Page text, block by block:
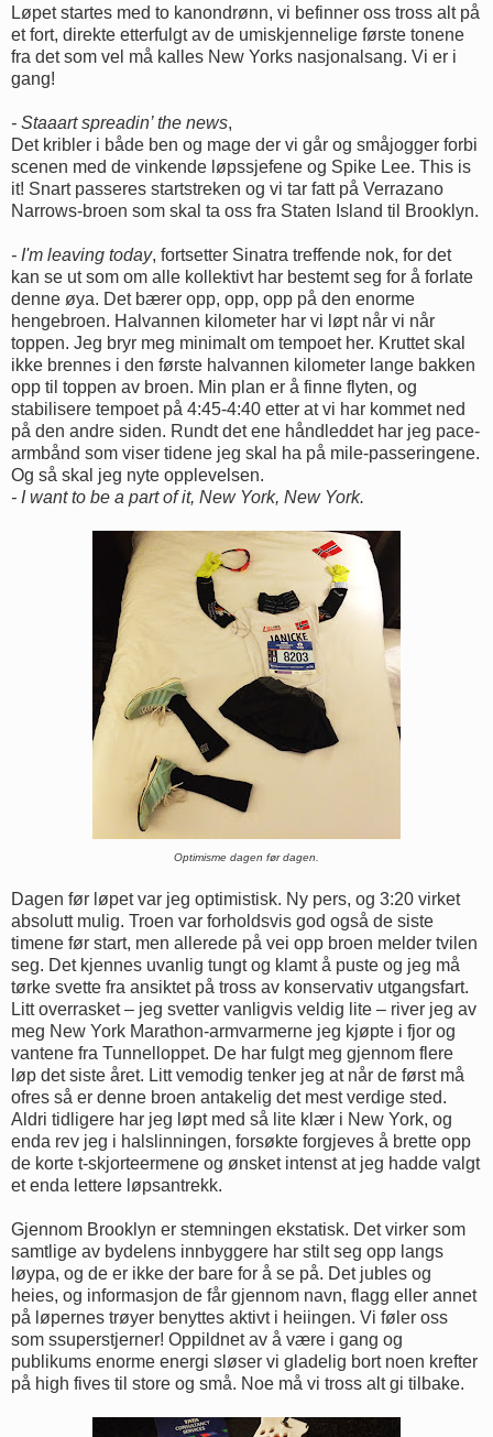
Løpet startes med to kanondrønn, vi befinner oss tross alt på
et fort, direkte etterfulgt av de umiskjennelige første tonene
fra det som vel må kalles New Yorks nasjonalsang. Vi er i
gang!
- Staaart spreadin’ the news,
Det kribler i både ben og mage der vi går og småjogger forbi
scenen med de vinkende løpssjefene og Spike Lee. This is
it! Snart passeres startstreken og vi tar fatt på Verrazano
Narrows-broen som skal ta oss fra Staten Island til Brooklyn.
- I'm leaving today, fortsetter Sinatra treffende nok, for det
kan se ut som om alle kollektivt har bestemt seg for å forlate
denne øya. Det bærer opp, opp, opp på den enorme
hengebroen. Halvannen kilometer har vi løpt når vi når
toppen. Jeg bryr meg minimalt om tempoet her. Kruttet skal
ikke brennes i den første halvannen kilometer lange bakken
opp til toppen av broen. Min plan er å finne flyten, og
stabilisere tempoet på 4:45-4:40 etter at vi har kommet ned
på den andre siden. Rundt det ene håndleddet har jeg pace-
armbånd som viser tidene jeg skal ha på mile-passeringene.
Og så skal jeg nyte opplevelsen.
- I want to be a part of it, New York, New York.
Optimisme dagen før dagen.
Dagen før løpet var jeg optimistisk. Ny pers, og 3:20 virket
absolutt mulig. Troen var forholdsvis god også de siste
timene før start, men allerede på vei opp broen melder tvilen
seg. Det kjennes uvanlig tungt og klamt å puste og jeg må
tørke svette fra ansiktet på tross av konservativ utgangsfart.
Litt overrasket – jeg svetter vanligvis veldig lite – river jeg av
meg New York Marathon-armvarmerne jeg kjøpte i fjor og
vantene fra Tunnelloppet. De har fulgt meg gjennom flere
løp det siste året. Litt vemodig tenker jeg at når de først må
ofres så er denne broen antakelig det mest verdige sted.
Aldri tidligere har jeg løpt med så lite klær i New York, og
enda rev jeg i halslinningen, forsøkte forgjeves å brette opp
de korte t-skjorteermene og ønsket intenst at jeg hadde valgt
et enda lettere løpsantrekk.
Gjennom Brooklyn er stemningen ekstatisk. Det virker som
samtlige av bydelens innbyggere har stilt seg opp langs
løypa, og de er ikke der bare for å se på. Det jubles og
heies, og informasjon de får gjennom navn, flagg eller annet
på løpernes trøyer benyttes aktivt i heiingen. Vi føler oss
som ssuperstjerner! Oppildnet av å være i gang og
publikums enorme energi sløser vi gladelig bort noen krefter
på high fives til store og små. Noe må vi tross alt gi tilbake.